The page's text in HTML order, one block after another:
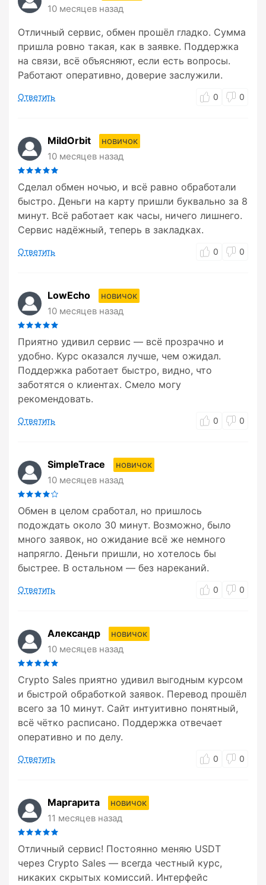
10 месяцев назад
Отличный сервис, обмен прошёл гладко. Сумма
пришла ровно такая, как в заявке. Поддержка
на связи, всё объясняют, если есть вопросы.
Работают оперативно, доверие заслужили.
Ответить 0 0
MildOrbit
новичок
10 месяцев назад
Сделал обмен ночью, и всё равно обработали
быстро. Деньги на карту пришли буквально за 8
минут. Всё работает как часы, ничего лишнего.
Сервис надёжный, теперь в закладках.
Ответить 0 0
LowEcho
новичок
10 месяцев назад
Приятно удивил сервис — всё прозрачно и
удобно. Курс оказался лучше, чем ожидал.
Поддержка работает быстро, видно, что
заботятся о клиентах. Смело могу
рекомендовать.
Ответить 0 0
SimpleTrace
новичок
10 месяцев назад
Обмен в целом сработал, но пришлось
подождать около 30 минут. Возможно, было
много заявок, но ожидание всё же немного
напрягло. Деньги пришли, но хотелось бы
быстрее. В остальном — без нареканий.
Ответить 0 0
Александр
новичок
10 месяцев назад
Crypto Sales приятно удивил выгодным курсом
и быстрой обработкой заявок. Перевод прошёл
всего за 10 минут. Сайт интуитивно понятный,
всё чётко расписано. Поддержка отвечает
оперативно и по делу.
Ответить 0 0
Маргарита
новичок
11 месяцев назад
Отличный сервис! Постоянно меняю USDT
через Crypto Sales — всегда честный курс,
никаких скрытых комиссий. Интерфейс